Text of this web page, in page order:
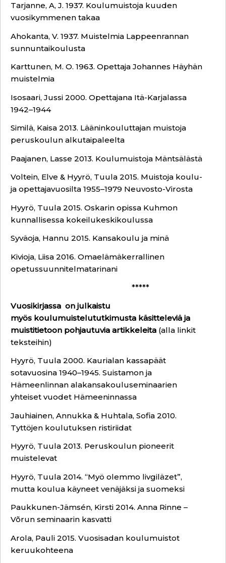
Tarjanne, A, J. 1937. Koulumuistoja kuuden
vuosikymmenen takaa
Ahokanta, V. 1937. Muistelmia Lappeenrannan
sunnuntaikoulusta
Karttunen, M. O. 1963. Opettaja Johannes Häyhän
muistelmia
Isosaari, Jussi 2000. Opettajana Itä-Karjalassa
1942–1944
Similä, Kaisa 2013. Lääninkouluttajan muistoja
peruskoulun alkutaipaleelta
Paajanen, Lasse 2013. Koulumuistoja Mäntsälästä
Voltein, Elve & Hyyrö, Tuula 2015. Muistoja koulu-
ja opettajavuosilta 1955–1979 Neuvosto-Virosta
Hyyrö, Tuula 2015. Oskarin opissa Kuhmon
kunnallisessa kokeilukeskikoulussa
Syväoja, Hannu 2015. Kansakoulu ja minä
Kivioja, Liisa 2016. Omaelämäkerrallinen
opetussuunnitelmatarinani
*****
Vuosikirjassa on julkaistu
myös koulumuistelututkimusta käsitteleviä ja
muistitietoon pohjautuvia artikkeleita (alla linkit
teksteihin)
Hyyrö, Tuula 2000. Kaurialan kassapäät
sotavuosina 1940–1945. Suistamon ja
Hämeenlinnan alakansakouluseminaarien
yhteiset vuodet Hämeeninnassa
Jauhiainen, Annukka & Huhtala, Sofia 2010.
Tyttöjen koulutuksen ristiriidat
Hyyrö, Tuula 2013. Peruskoulun pioneerit
muistelevat
Hyyrö, Tuula 2014. “Myö olemmo livgiläzet”,
mutta koulua käyneet venäjäksi ja suomeksi
Paukkunen-Jämsén, Kirsti 2014. Anna Rinne –
Võrun seminaarin kasvatti
Arola, Pauli 2015. Vuosisadan koulumuistot
keruukohteena